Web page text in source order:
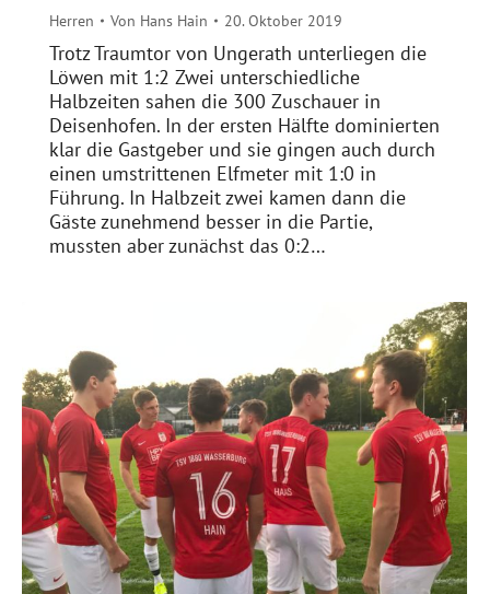
Herren Von Hans Hain 20. Oktober 2019
Trotz Traumtor von Ungerath unterliegen die
Löwen mit 1:2 Zwei unterschiedliche
Halbzeiten sahen die 300 Zuschauer in
Deisenhofen. In der ersten Hälfte dominierten
klar die Gastgeber und sie gingen auch durch
einen umstrittenen Elfmeter mit 1:0 in
Führung. In Halbzeit zwei kamen dann die
Gäste zunehmend besser in die Partie,
mussten aber zunächst das 0:2…